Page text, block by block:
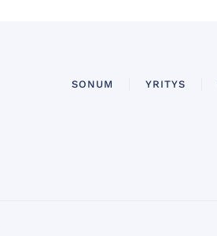
SONUM YRITYS